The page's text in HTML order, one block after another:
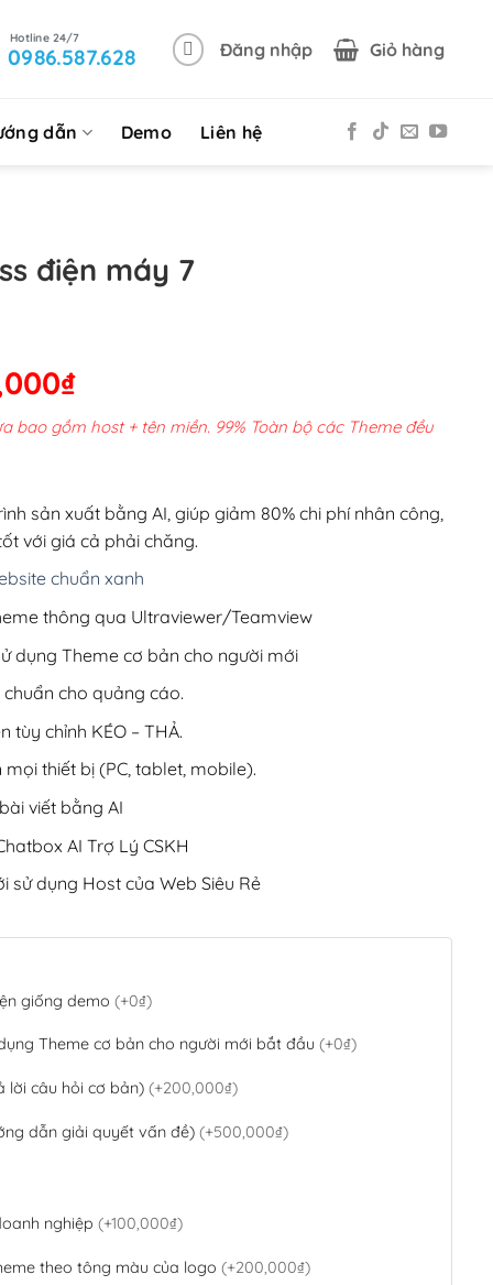
0986.587.628 Đăng nhập Giỏ hàng
dẫn Demo Liên hệ
điện máy 7
₫Giá
hiện
tại
200,000₫.
bao gồm host + tên miền. 99% Toàn bộ các Theme đều
sản xuất bằng AI, giúp giảm 80% chi phí nhân công,
với giá cả phải chăng.
chuẩn xanh
thông qua Ultraviewer/Teamview
dụng Theme cơ bản cho người mới
chuẩn cho quảng cáo.
tùy chỉnh KÉO – THẢ.
thiết bị (PC, tablet, mobile).
viết bằng AI
AI Trợ Lý CSKH
sử dụng Host của Web Siêu Rẻ
giống demo (+0₫)
Theme cơ bản cho người mới bắt đầu (+0₫)
lời câu hỏi cơ bản) (+200,000₫)
dẫn giải quyết vấn đề) (+500,000₫)
nghiệp (+100,000₫)
theo tông màu của logo (+200,000₫)